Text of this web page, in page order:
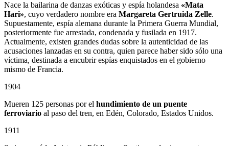
Nace la bailarina de danzas exóticas y espía holandesa «Mata
Hari», cuyo verdadero nombre era Margareta Gertruida Zelle.
Supuestamente, espía alemana durante la Primera Guerra Mundial,
posteriormente fue arrestada, condenada y fusilada en 1917.
Actualmente, existen grandes dudas sobre la autenticidad de las
acusaciones lanzadas en su contra, quien parece haber sido sólo una
víctima, destinada a encubrir espías enquistados en el gobierno
mismo de Francia.
1904
Mueren 125 personas por el hundimiento de un puente
ferroviario al paso del tren, en Edén, Colorado, Estados Unidos.
1911